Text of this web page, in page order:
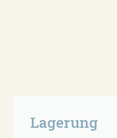
Lagerung